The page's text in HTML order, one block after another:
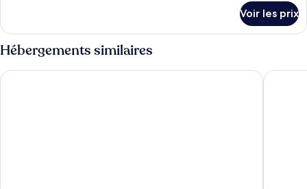
Maison
Luxe
le
type
de
Maison
Voir les prix
Hébergements similaires
Yukemurinoyado Yukinohana Belle